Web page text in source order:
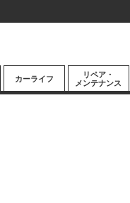
カーライフ
リペア・
メンテナンス